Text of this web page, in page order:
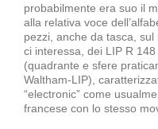
probabilmente era suo il
alla relativa voce
pezzi, anche da tasca,
ci interessa, dei LIP R
(quadrante e sfere
Waltham-LIP),
“electronic” come
francese con lo stesso